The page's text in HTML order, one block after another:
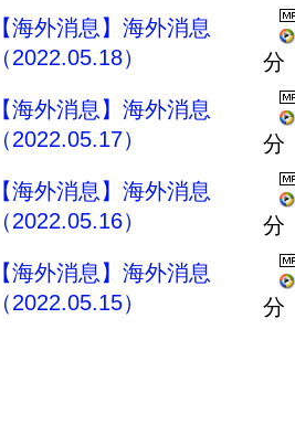
【海外消息】海外消息
（2022.05.18）
分
【海外消息】海外消息
（2022.05.17）
分
【海外消息】海外消息
（2022.05.16）
分
【海外消息】海外消息
（2022.05.15）
分